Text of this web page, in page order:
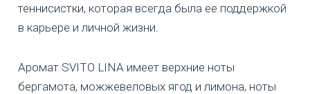
теннисистки, которая всегда была ее поддержкой
в карьере и личной жизни.
Аромат SVITO LINA имеет верхние ноты
бергамота, можжевеловых ягод и лимона, ноты